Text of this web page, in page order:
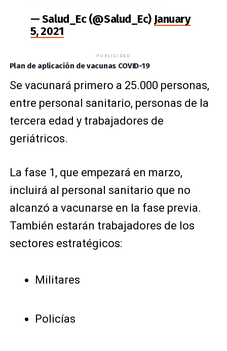
— Salud_Ec (@Salud_Ec) January
5, 2021
PUBLICIDAD
Plan de aplicación de vacunas COVID-19
Se vacunará primero a 25.000 personas,
entre personal sanitario, personas de la
tercera edad y trabajadores de
geriátricos.
La fase 1, que empezará en marzo,
incluirá al personal sanitario que no
alcanzó a vacunarse en la fase previa.
También estarán trabajadores de los
sectores estratégicos:
Militares
Policías